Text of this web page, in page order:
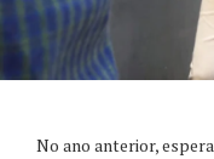
No ano anterior,